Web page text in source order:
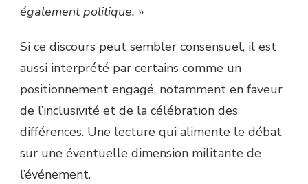
également politique. »
Si ce discours peut sembler consensuel, il est
aussi interprété par certains comme un
positionnement engagé, notamment en faveur
de l’inclusivité et de la célébration des
différences. Une lecture qui alimente le débat
sur une éventuelle dimension militante de
l’événement.